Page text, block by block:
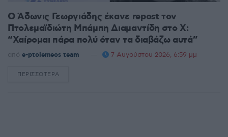
Ο Άδωνις Γεωργιάδης έκανε repost τον
Πτολεμαϊδιώτη Μπάμπη Διαμαντίδη στο X:
“Χαίρομαι πάρα πολύ όταν τα διαβάζω αυτά”
από e-ptolemeos team 7 Αυγούστου 2026, 6:59 μμ
ΠΕΡΙΣΣΌΤΕΡΑ